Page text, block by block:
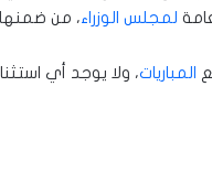
لمجلس الوزراء، من ضمنها
المباريات، ولا يوجد أي